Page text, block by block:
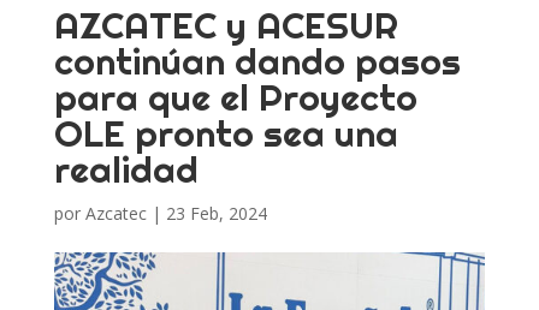
AZCATEC y ACESUR
continúan dando pasos
para que el Proyecto
OLE pronto sea una
realidad
por Azcatec| 23 Feb, 2024